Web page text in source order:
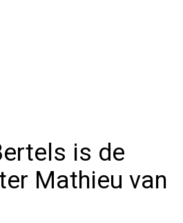
is de
Mathieu van